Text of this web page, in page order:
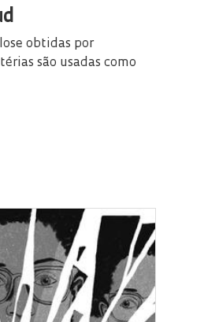
obtidas por
são usadas como